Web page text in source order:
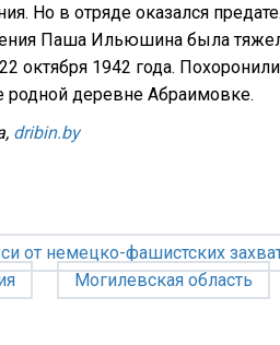
Но в отряде оказался
Паша Ильюшина была
октября 1942 года.
родной деревне Абраимовке.
dribin.by
от немецко-фашистских
Могилевская область